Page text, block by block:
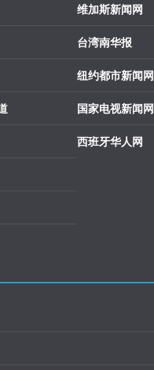
维加斯新闻网
台湾南华报
纽约都市新闻网
国家电视新闻网
西班牙华人网